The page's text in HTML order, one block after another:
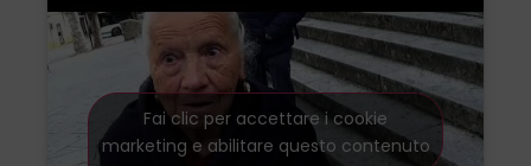
Fai clic per accettare i cookie
marketing e abilitare questo contenuto